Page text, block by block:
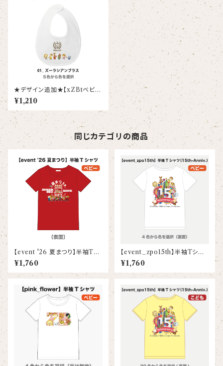
★デザイン追加★【xZBtベビ
ー】スタイ(ズーラシアンブラス/
パーカッション)
¥1,210
同じカテゴリの商品
【event '26 夏まつり】半袖Tシ
ャツ(ベビー)
¥1,760
【event_zpo15th】半袖Tシャ
ツ（15th Anniv.）(ベビー)
¥1,760